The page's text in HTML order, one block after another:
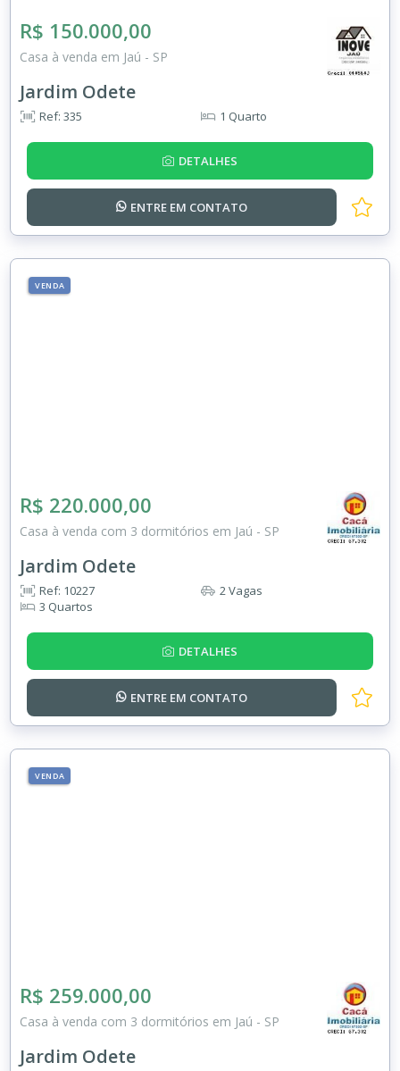
R$ 150.000,00
Casa à venda em Jaú - SP
Jardim Odete
Ref: 335 1 Quarto
DETALHES
ENTRE EM CONTATO
VENDA
R$ 220.000,00
Casa à venda com 3 dormitórios em Jaú - SP
Jardim Odete
Ref: 10227
3 Quartos
2 Vagas
DETALHES
ENTRE EM CONTATO
VENDA
R$ 259.000,00
Casa à venda com 3 dormitórios em Jaú - SP
Jardim Odete